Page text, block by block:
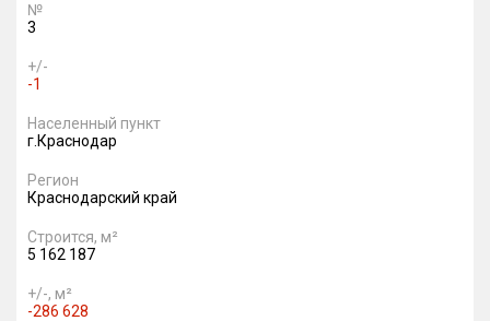
№
3
+/-
-1
Населенный пункт
г.Краснодар
Регион
Краснодарский край
Строится, м²
5 162 187
+/-, м²
-286 628